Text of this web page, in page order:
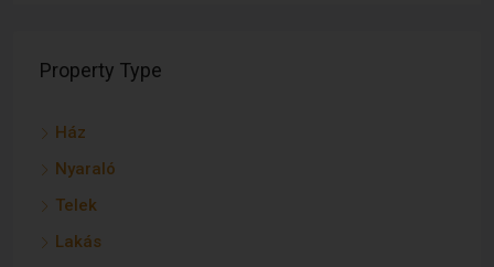
Property Type
Ház
Nyaraló
Telek
Lakás